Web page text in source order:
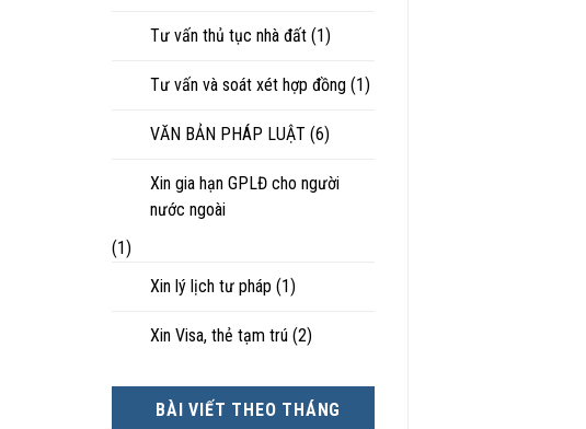
Tư vấn thủ tục nhà đất (1)
Tư vấn và soát xét hợp đồng (1)
VĂN BẢN PHÁP LUẬT (6)
Xin gia hạn GPLĐ cho người
nước ngoài
(1)
Xin lý lịch tư pháp (1)
Xin Visa, thẻ tạm trú (2)
BÀI VIẾT THEO THÁNG